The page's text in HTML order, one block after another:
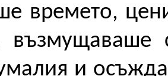
времето,
възмущаваше
и